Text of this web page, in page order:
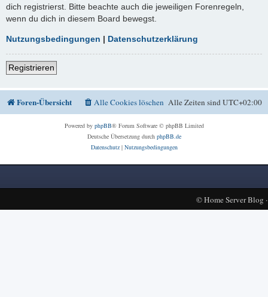
dich registrierst. Bitte beachte auch die jeweiligen Forenregeln,
wenn du dich in diesem Board bewegst.
Nutzungsbedingungen | Datenschutzerklärung
Registrieren
Foren-Übersicht Alle Zeiten sindUTC+02:00
Alle Cookies löschen
Powered by phpBB® Forum Software © phpBB Limited
Deutsche Übersetzung durch phpBB.de
Datenschutz| Nutzungsbedingungen
©Home Server Blog